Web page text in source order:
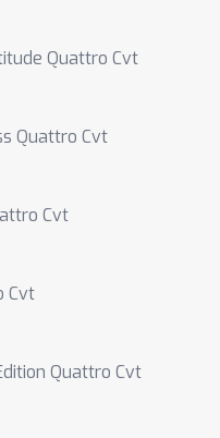
Quattro Cvt
Quattro Cvt
Cvt
Cvt
Quattro Cvt